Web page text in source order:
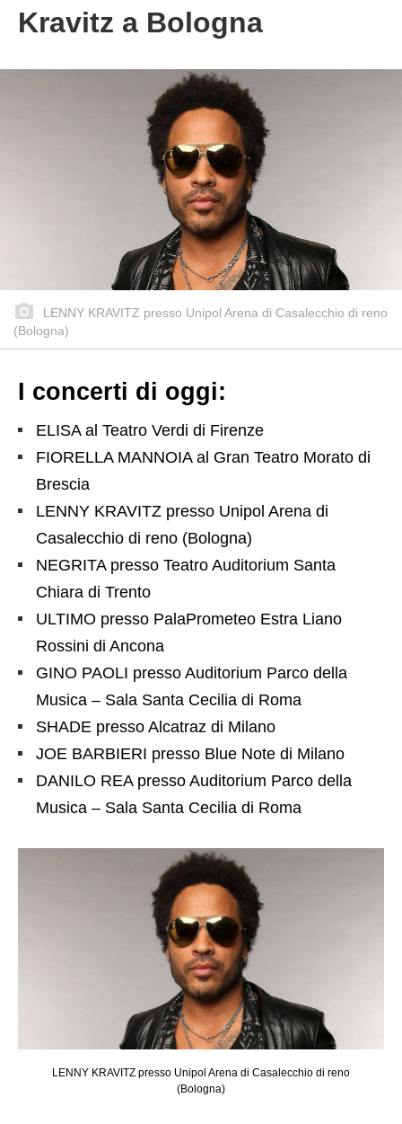
Kravitz a Bologna
LENNY KRAVITZ presso Unipol Arena di Casalecchio di reno
(Bologna)
I concerti di oggi:
ELISA al Teatro Verdi di Firenze
FIORELLA MANNOIA al Gran Teatro Morato di
Brescia
LENNY KRAVITZ presso Unipol Arena di
Casalecchio di reno (Bologna)
NEGRITA presso Teatro Auditorium Santa
Chiara di Trento
ULTIMO presso PalaPrometeo Estra Liano
Rossini di Ancona
GINO PAOLI presso Auditorium Parco della
Musica – Sala Santa Cecilia di Roma
SHADE presso Alcatraz di Milano
JOE BARBIERI presso Blue Note di Milano
DANILO REA presso Auditorium Parco della
Musica – Sala Santa Cecilia di Roma
LENNY KRAVITZ presso Unipol Arena di Casalecchio di reno
(Bologna)